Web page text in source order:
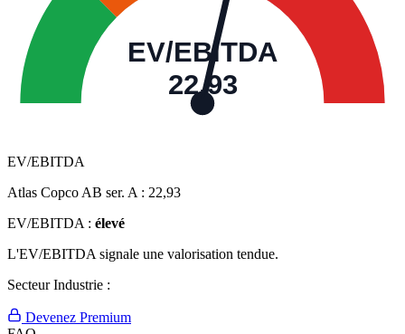
EV/EBITDA
22,93
EV/EBITDA
Atlas Copco AB ser. A : 22,93
EV/EBITDA : élevé
L'EV/EBITDA signale une valorisation tendue.
Secteur Industrie :
Devenez Premium